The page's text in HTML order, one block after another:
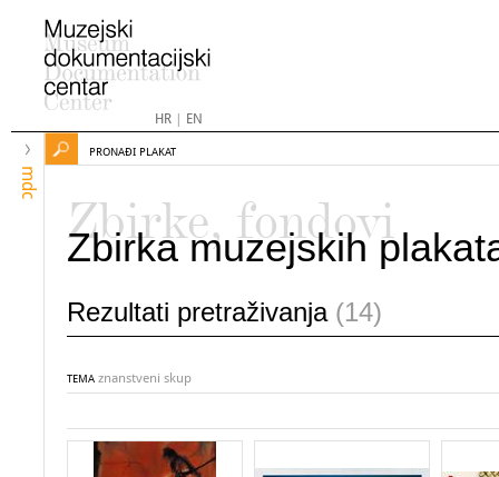
HR| EN
mdc
PRONAĐI PLAKAT
Zbirke, fondovi
Zbirka muzejskih
Rezultati pretraživanja (14)
TEMA znanstveni skup